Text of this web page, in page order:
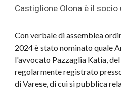
Castiglione Olona è il socio
Con verbale di assemblea
2024 è stato nominato quale
l'avvocato Pazzaglia Katia,
regolarmente registrato
di Varese, di cui si pubblica